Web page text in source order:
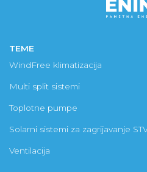
TEME
WindFree klimatizacija
Multi split sistemi
Toplotne pumpe
Solarni sistemi za zagrijavanje
Ventilacija